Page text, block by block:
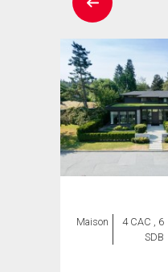
Maison
4 CAC , 6
SDB